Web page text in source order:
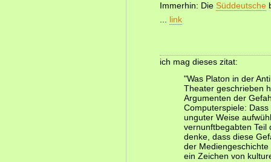
Immerhin: Die Süddeutsche
link
ich mag dieses zitat:
"Was Platon in der
Theater geschrieben
Argumenten der
Computerspiele:
unguter Weise
vernunftbegabten Teil
denke, dass diese
der
ein Zeichen von